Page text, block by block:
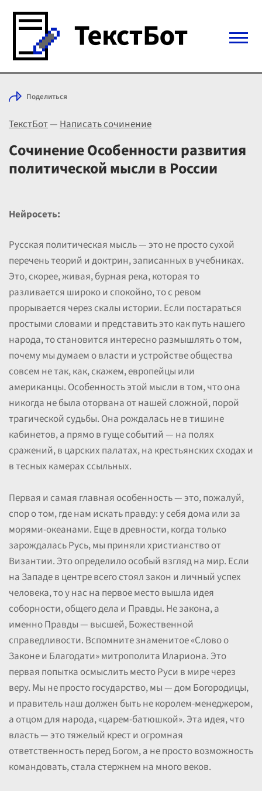
Войти с Telegram
Выбрать режим
Цены
Поделиться
ТекстБот—Написать сочинение
Сочинение Особенности развития
политической мысли в России
Нейросеть:
Русская политическая мысль — это не просто сухой
перечень теорий и доктрин, записанных в учебниках.
Это, скорее, живая, бурная река, которая то
разливается широко и спокойно, то с ревом
прорывается через скалы истории. Если постараться
простыми словами и представить это как путь нашего
народа, то становится интересно размышлять о том,
почему мы думаем о власти и устройстве общества
совсем не так, как, скажем, европейцы или
американцы. Особенность этой мысли в том, что она
никогда не была оторвана от нашей сложной, порой
трагической судьбы. Она рождалась не в тишине
кабинетов, а прямо в гуще событий — на полях
сражений, в царских палатах, на крестьянских сходах и
в тесных камерах ссыльных.
Первая и самая главная особенность — это, пожалуй,
спор о том, где нам искать правду: у себя дома или за
морями-океанами. Еще в древности, когда только
зарождалась Русь, мы приняли христианство от
Византии. Это определило особый взгляд на мир. Если
на Западе в центре всего стоял закон и личный успех
человека, то у нас на первое место вышла идея
соборности, общего дела и Правды. Не закона, а
именно Правды — высшей, Божественной
справедливости. Вспомните знаменитое «Слово о
Законе и Благодати» митрополита Илариона. Это
первая попытка осмыслить место Руси в мире через
веру. Мы не просто государство, мы — дом Богородицы,
и правитель наш должен быть не королем-менеджером,
а отцом для народа, «царем-батюшкой». Эта идея, что
власть — это тяжелый крест и огромная
ответственность перед Богом, а не просто возможность
командовать, стала стержнем на много веков.